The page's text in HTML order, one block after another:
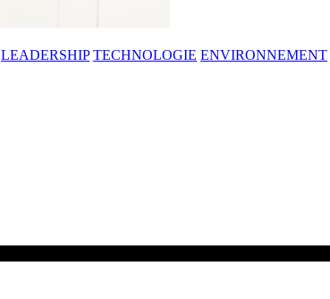
LEADERSHIP TECHNOLOGIE ENVIRONNEMENT